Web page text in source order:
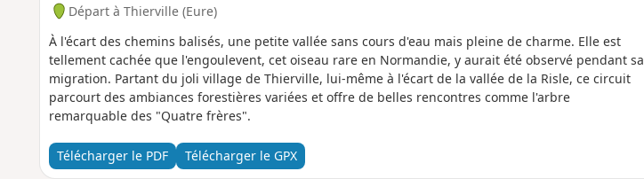
Départ à Thierville (Eure)
À l'écart des chemins balisés, une petite vallée sans cours d'eau mais pleine de charme. Elle est
tellement cachée que l'engoulevent, cet oiseau rare en Normandie, y aurait été observé pendant sa
migration. Partant du joli village de Thierville, lui-même à l'écart de la vallée de la Risle, ce circuit
parcourt des ambiances forestières variées et offre de belles rencontres comme l'arbre
remarquable des "Quatre frères".
Télécharger le PDF Télécharger le GPX